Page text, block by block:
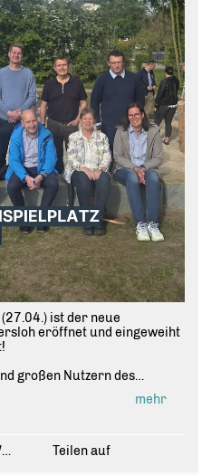
ist der neue
eröffnet und eingeweiht
großen Nutzern des
mehr
CDU Gemeindeverband Wadersloh Teilen auf